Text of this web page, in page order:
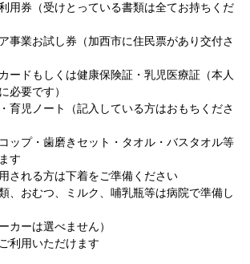
用券（受けとっている書類は全てお持ちくだ
事業お試し券（加西市に住民票があり交付さ
ードもしくは健康保険証・乳児医療証（本人
必要です）
育児ノート（記入している方はおもちくださ
ップ・歯磨きセット・タオル・バスタオル等
す
される方は下着をご準備ください
、おむつ、ミルク、哺乳瓶等は病院で準備し
カーは選べません）
利用いただけます